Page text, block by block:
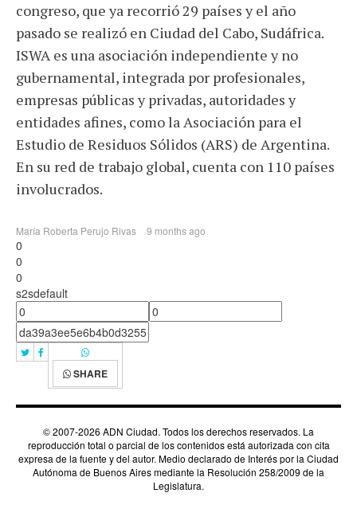
congreso, que ya recorrió 29 países y el año
pasado se realizó en Ciudad del Cabo, Sudáfrica.
ISWA es una asociación independiente y no
gubernamental, integrada por profesionales,
empresas públicas y privadas, autoridades y
entidades afines, como la Asociación para el
Estudio de Residuos Sólidos (ARS) de Argentina.
En su red de trabajo global, cuenta con 110 países
involucrados.
María Roberta Perujo Rivas 9 months ago
0
0
0
s2sdefault
SHARE
© 2007-2026 ADN Ciudad. Todos los derechos reservados. La
reproducción total o parcial de los contenidos está autorizada con cita
expresa de la fuente y del autor. Medio declarado de Interés por la Ciudad
Autónoma de Buenos Aires mediante la Resolución 258/2009 de la
Legislatura.